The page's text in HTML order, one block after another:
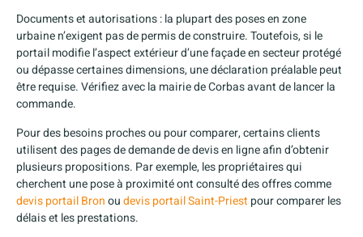
Documents et autorisations : la plupart des poses en zone
urbaine n’exigent pas de permis de construire. Toutefois, si le
portail modifie l’aspect extérieur d’une façade en secteur protégé
ou dépasse certaines dimensions, une déclaration préalable peut
être requise. Vérifiez avec la mairie de Corbas avant de lancer la
commande.
Pour des besoins proches ou pour comparer, certains clients
utilisent des pages de demande de devis en ligne afin d’obtenir
plusieurs propositions. Par exemple, les propriétaires qui
cherchent une pose à proximité ont consulté des offres comme
devis portail Bronoudevis portail Saint-Priest pour comparer les
délais et les prestations.